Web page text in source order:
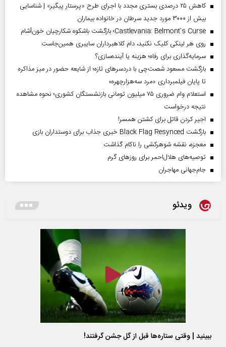
کاهش ۲۵ درصدی بستری مجدد با اجرای طرح «پرستار پیگیر» | شناسایی
بیش از ۳۰۰۰ مورد جدید سرطان در خانواده بیماران
Castlevania: Belmont’s Curse؛ بازگشت باشکوه شکارچیان خون‌آشام
روی هر لینکی کلیک نکنید، دام کلاهبرداران سایبری همین‌جاست
سرمایه‌گذاری برای رفاه؛ هزینه یا آینده‌سازی؟
بازگشت مسعود شصت‌چی با دردسر‌های تازه؛ از شایعه حضور در میز مذاکره
تا پایان فیلمبرداری «مرد سه‌هزارچهره»
استعلام وام ضروری ۷۵ میلیون تومانی بازنشستگان کشوری؛ نحوه مشاهده
نتیجه درخواست
اجیر کردن قاتل برای کشتن همسر!
بازگشت Black Flag Resynced خبری جذاب برای دوستداران بازی
معجزه، نقشه شوهرکشی را ناکام گذاشت
توصیه‌های هلال‌احمر برای روز‌های گرم
جام‌جهانی مهاجران
ویدئو
ببینید | وقتی ستاره‌ها قبل از گل جشن گرفتند!